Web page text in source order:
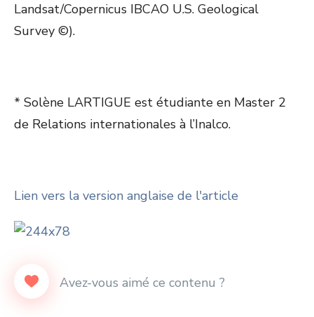
Landsat/Copernicus IBCAO U.S. Geological
Survey ©).
* Solène LARTIGUE est étudiante en Master 2
de Relations internationales à l’Inalco.
Lien vers la version anglaise de l'article